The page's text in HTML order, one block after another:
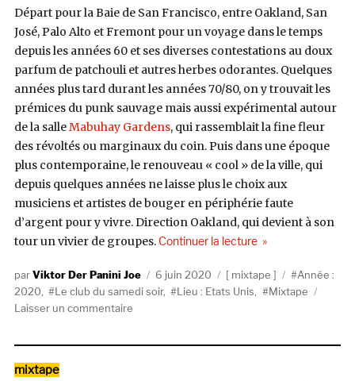
Départ pour la Baie de San Francisco, entre Oakland, San
José, Palo Alto et Fremont pour un voyage dans le temps
depuis les années 60 et ses diverses contestations au doux
parfum de patchouli et autres herbes odorantes. Quelques
années plus tard durant les années 70/80, on y trouvait les
prémices du punk sauvage mais aussi expérimental autour
de la salleMabuhay Gardens, qui rassemblait la fine fleur
des révoltés ou marginaux du coin. Puis dans une époque
plus contemporaine, le renouveau « cool » de la ville, qui
depuis quelques années ne laisse plus le choix aux
musiciens et artistes de bouger en périphérie faute
d’argent pour y vivre. Direction Oakland, qui devient à son
tour un vivier de groupes. Continuer la lecturede « Le club du
AuteurViktor Der Panini Joe
Publié
le
6 juin 2020 Catégories
mixtape Étiquettes
Année :
2020
Le club du samedi soir, Lieu : Etats Unis
Mixtape
Laisser un commentairesur
Catégories
mixtape